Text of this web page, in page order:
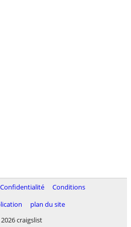
Confidentialité
Conditions
plan du site
craigslist